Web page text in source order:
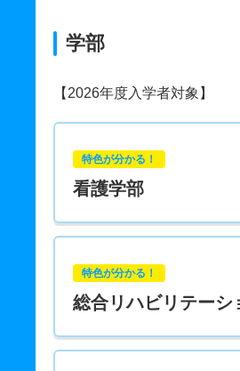
学部
【2026年度入学者対象】
特色が分かる！
看護学部
特色が分かる！
総合リハビリテーシ